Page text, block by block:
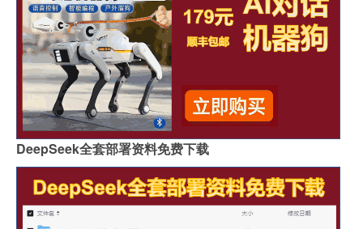
DeepSeek全套部署资料免费下载